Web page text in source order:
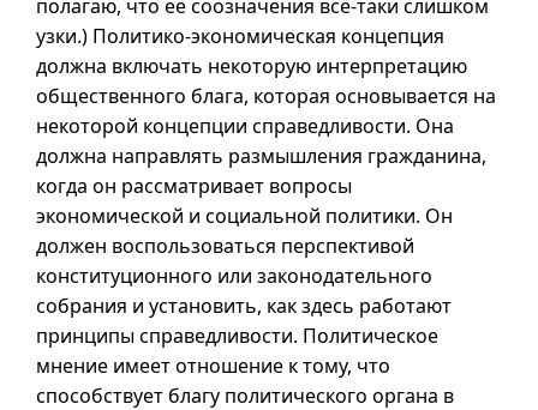
полагаю, что её соозначения всё-таки слишком
узки.) Политико-экономическая концепция
должна включать некоторую интерпретацию
общественного блага, которая основывается на
некоторой концепции справедливости. Она
должна направлять размышления гражданина,
когда он рассматривает вопросы
экономической и социальной политики. Он
должен воспользоваться перспективой
конституционного или законодательного
собрания и установить, как здесь работают
принципы справедливости. Политическое
мнение имеет отношение к тому, что
способствует благу политического органа в